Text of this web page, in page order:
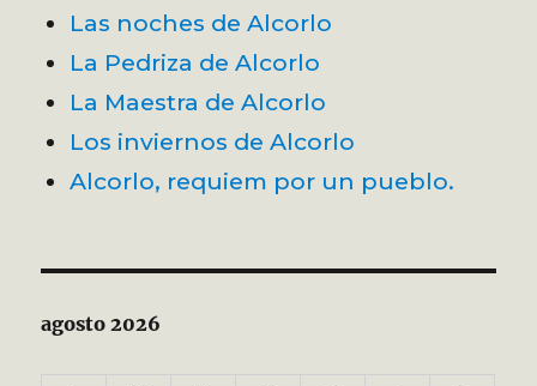
Las noches de Alcorlo
La Pedriza de Alcorlo
La Maestra de Alcorlo
Los inviernos de Alcorlo
Alcorlo, requiem por un pueblo.
agosto 2026